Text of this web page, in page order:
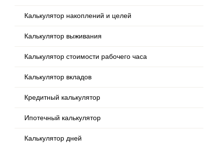
Калькулятор накоплений и целей
Калькулятор выживания
Калькулятор стоимости рабочего часа
Калькулятор вкладов
Кредитный калькулятор
Ипотечный калькулятор
Калькулятор дней